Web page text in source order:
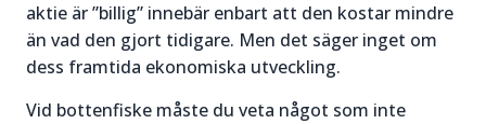
aktie är ”billig” innebär enbart att den kostar mindre
än vad den gjort tidigare. Men det säger inget om
dess framtida ekonomiska utveckling.
Vid bottenfiske måste du veta något som inte